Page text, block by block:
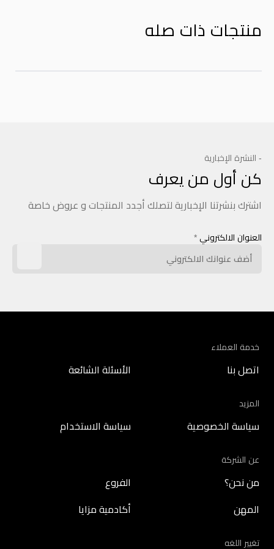
منتجات ذات صله
- النشرة الإخبارية
كن أول من يعرف
اشترك بنشرتنا الإخبارية لتصلك أجدد المنتجات و عروض خاصة
العنوان الالكتروني *
خدمة العملاء
اتصل بنا الأسئلة الشائعة
المزيد
سياسة الخصوصية سياسة الاستخدام
عن الشركة
من نحن؟ الفروع
المهن أكادمية مزايا
تغيير اللغه